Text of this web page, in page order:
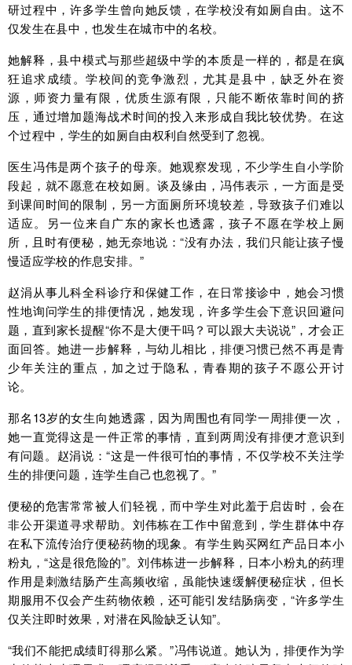
研过程中，许多学生曾向她反馈，在学校没有如厕自由。这不
仅发生在县中，也发生在城市中的名校。
她解释，县中模式与那些超级中学的本质是一样的，都是在疯
狂追求成绩。学校间的竞争激烈，尤其是县中，缺乏外在资
源，师资力量有限，优质生源有限，只能不断依靠时间的挤
压，通过增加题海战术时间的投入来形成自我比较优势。在这
个过程中，学生的如厕自由权利自然受到了忽视。
医生冯伟是两个孩子的母亲。她观察发现，不少学生自小学阶
段起，就不愿意在校如厕。谈及缘由，冯伟表示，一方面是受
到课间时间的限制，另一方面厕所环境较差，导致孩子们难以
适应。另一位来自广东的家长也透露，孩子不愿在学校上厕
所，且时有便秘，她无奈地说：“没有办法，我们只能让孩子慢
慢适应学校的作息安排。”
赵涓从事儿科全科诊疗和保健工作，在日常接诊中，她会习惯
性地询问学生的排便情况，她发现，许多学生会下意识回避问
题，直到家长提醒“你不是大便干吗？可以跟大夫说说”，才会正
面回答。她进一步解释，与幼儿相比，排便习惯已然不再是青
少年关注的重点，加之过于隐私，青春期的孩子不愿公开讨
论。
那名13岁的女生向她透露，因为周围也有同学一周排便一次，
她一直觉得这是一件正常的事情，直到两周没有排便才意识到
有问题。赵涓说：“这是一件很可怕的事情，不仅学校不关注学
生的排便问题，连学生自己也忽视了。”
便秘的危害常常被人们轻视，而中学生对此羞于启齿时，会在
非公开渠道寻求帮助。刘伟栋在工作中留意到，学生群体中存
在私下流传治疗便秘药物的现象。有学生购买网红产品日本小
粉丸，“这是很危险的”。刘伟栋进一步解释，日本小粉丸的药理
作用是刺激结肠产生高频收缩，虽能快速缓解便秘症状，但长
期服用不仅会产生药物依赖，还可能引发结肠病变，“许多学生
仅关注即时效果，对潜在风险缺乏认知”。
“我们不能把成绩盯得那么紧。”冯伟说道。她认为，排便作为学